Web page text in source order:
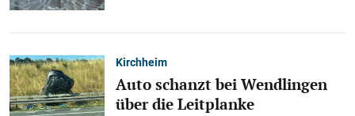
Kirchheim
Auto schanzt bei Wendlingen
über die Leitplanke